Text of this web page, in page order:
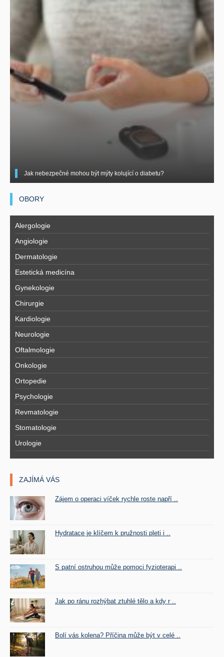
Jak nebezpečné mohou být mýty kolující o diabetu?
OBORY
Alergologie
Angiologie
Dermatologie
Estetická medicína
Gynekologie
Chirurgie
Kardiologie
Neurologie
Oftalmologie
Onkologie
Ortopedie
Psychologie
Revmatologie
Stomatologie
Urologie
ZAJÍMÁ VÁS
Zájem o operaci víček rychle roste napří ..
Hydratace je klíčem k pružnosti pleti i ..
S patní ostruhou může pomoci fyzioterapi ..
Jak po ránu rozhýbat ztuhlé tělo a kdy r ..
Bolí vás kolena? Příčina může být v celé ..